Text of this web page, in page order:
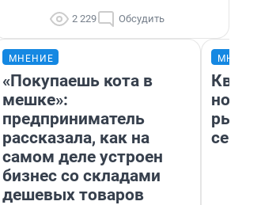
2 229 Обсудить
МНЕНИЕ
«Покупаешь кота в
мешке»:
предприниматель
рассказала, как на
самом деле устроен
бизнес со складами
дешевых товаров
но